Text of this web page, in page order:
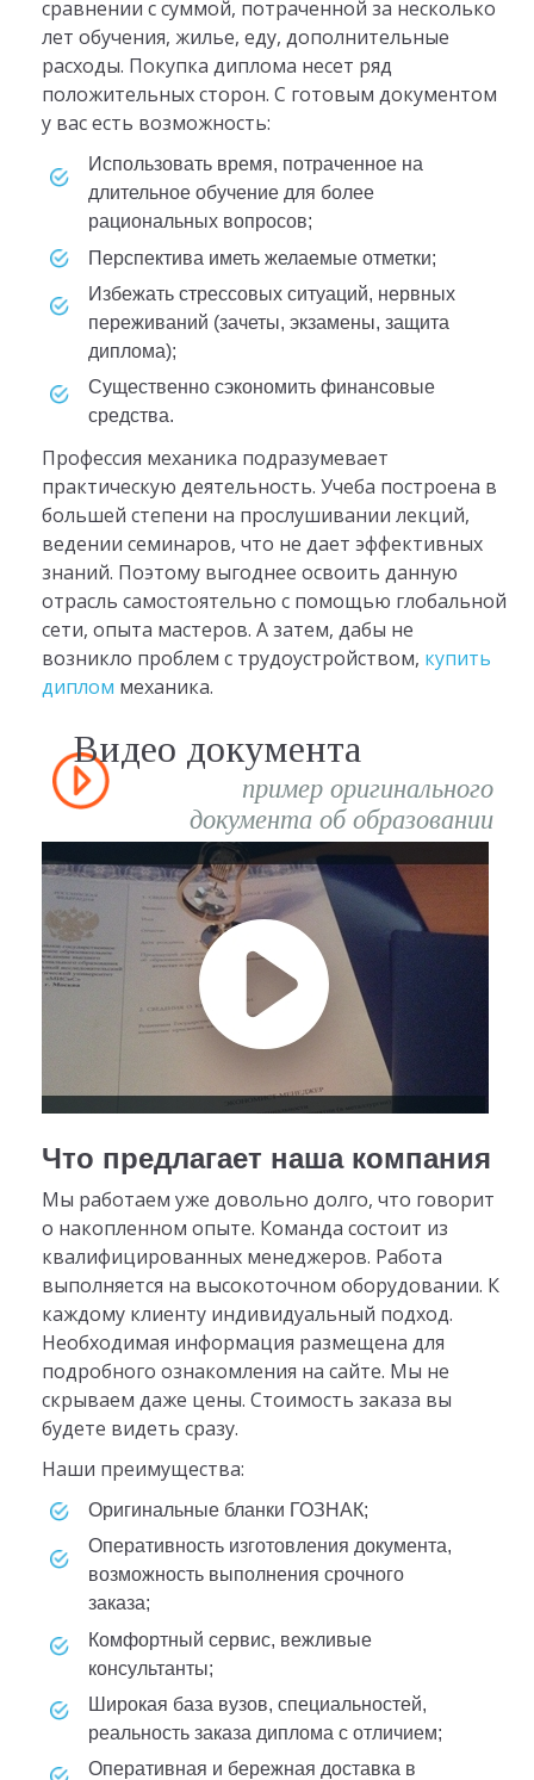
сравнении с суммой, потраченной за несколько
лет обучения, жилье, еду, дополнительные
расходы. Покупка диплома несет ряд
положительных сторон. С готовым документом
у вас есть возможность:
Использовать время, потраченное на
длительное обучение для более
рациональных вопросов;
Перспектива иметь желаемые отметки;
Избежать стрессовых ситуаций, нервных
переживаний (зачеты, экзамены, защита
диплома);
Существенно сэкономить финансовые
средства.
Профессия механика подразумевает
практическую деятельность. Учеба построена в
большей степени на прослушивании лекций,
ведении семинаров, что не дает эффективных
знаний. Поэтому выгоднее освоить данную
отрасль самостоятельно с помощью глобальной
сети, опыта мастеров. А затем, дабы не
возникло проблем с трудоустройством, купить
диплом механика.
Видео документа
пример оригинального
документа об образовании
Что предлагает наша компания
Мы работаем уже довольно долго, что говорит
о накопленном опыте. Команда состоит из
квалифицированных менеджеров. Работа
выполняется на высокоточном оборудовании. К
каждому клиенту индивидуальный подход.
Необходимая информация размещена для
подробного ознакомления на сайте. Мы не
скрываем даже цены. Стоимость заказа вы
будете видеть сразу.
Наши преимущества:
Оригинальные бланки ГОЗНАК;
Оперативность изготовления документа,
возможность выполнения срочного
заказа;
Комфортный сервис, вежливые
консультанты;
Широкая база вузов, специальностей,
реальность заказа диплома с отличием;
Оперативная и бережная доставка в